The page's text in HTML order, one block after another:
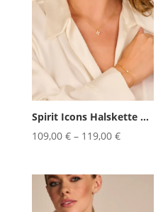
Spirit Icons Halskette Alison 42...
109,00 €– 119,00 €